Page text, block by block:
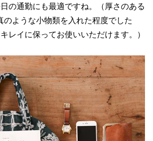
の通勤にも最適ですね。（厚さのある
のような小物類を入れた程度でした
レイに保ってお使いいただけます。）